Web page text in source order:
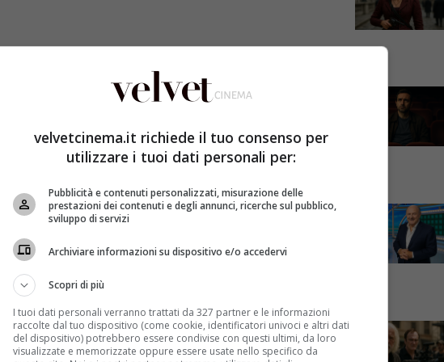
della Forza
L’ennesima vittoria per la Disney, che ora
potrà contare su un altro grande successo
Civil War
e Joe Russo, ospiti a Pechino per promuovere
a ruota libera di questo e di altri progetti
film più atteso in assoluto della Casa delle idee,
nel 2018.
grosso bolle in pentola e che il pubblico si dovrà
velvetcinema.it richiede il tuo consenso per
utilizzare i tuoi dati personali per:
Pubblicità e contenuti personalizzati, misurazione delle
prestazioni dei contenuti e degli annunci, ricerche sul pubblico,
sviluppo di servizi
Archiviare informazioni su dispositivo e/o accedervi
Scopri di più
I tuoi dati personali verranno trattati da 327 partner e le informazioni
raccolte dal tuo dispositivo (come cookie, identificatori univoci e altri dati
del dispositivo) potrebbero essere condivise con questi ultimi, da loro
visualizzate e memorizzate oppure essere usate nello specifico da